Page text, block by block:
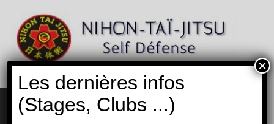
contenu
Jitsu
Défense
MENU
Les dernières infos
(Stages, Clubs ...)
×